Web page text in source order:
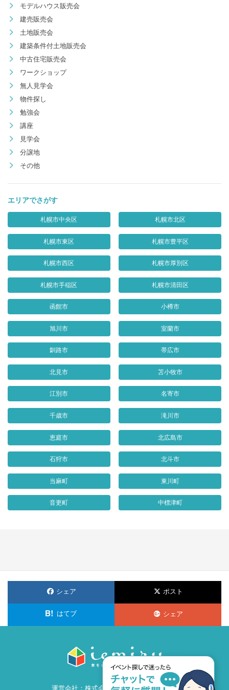
モデルハウス販売会
建売販売会
土地販売会
建築条件付土地販売会
中古住宅販売会
ワークショップ
無人見学会
物件探し
勉強会
講座
見学会
分譲地
その他
エリアでさがす
札幌市中央区 札幌市北区
札幌市東区 札幌市豊平区
札幌市西区 札幌市厚別区
札幌市手稲区 札幌市清田区
函館市 小樽市
旭川市 室蘭市
釧路市 帯広市
北見市 苫小牧市
江別市 名寄市
千歳市 滝川市
恵庭市 北広島市
石狩市 北斗市
当麻町 東川町
音更町 中標津町
シェア ポスト
はてブ シェア
運営会社： 株式会社ビズ・クリエイション